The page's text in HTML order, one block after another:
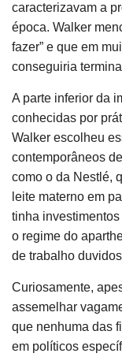
caracterizavam a
época. Walker
fazer” e que em
conseguiria
A parte inferior da
conhecidas por
Walker escolheu
contemporâneos
como o da Nestlé,
leite materno em
tinha
o regime do
de trabalho
Curiosamente,
assemelhar
que nenhuma das
em políticos